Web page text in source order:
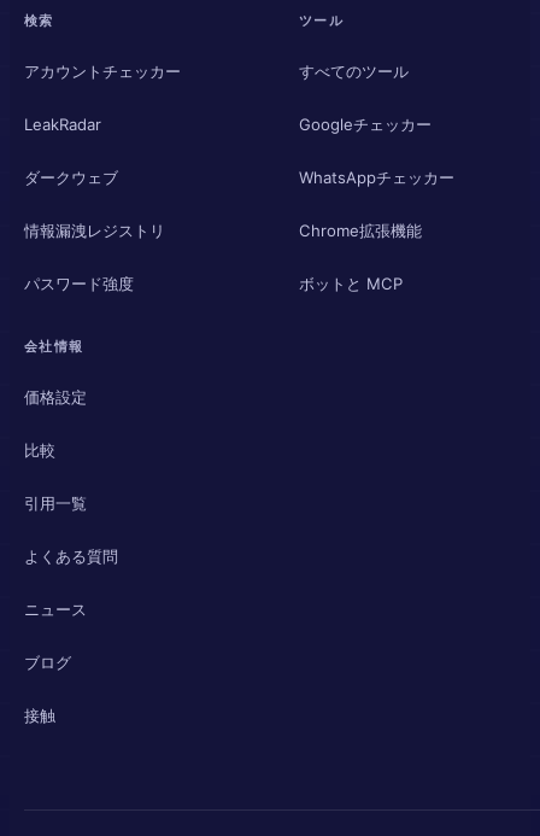
検索
アカウントチェッカー
LeakRadar
ダークウェブ
情報漏洩レジストリ
パスワード強度
ツール
すべてのツール
Googleチェッカー
WhatsAppチェッカー
Chrome拡張機能
ボットと MCP
会社情報
価格設定
比較
引用一覧
よくある質問
ニュース
ブログ
接触